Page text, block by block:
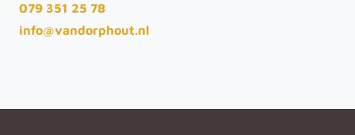
079 351 25 78
info@vandorphout.nl